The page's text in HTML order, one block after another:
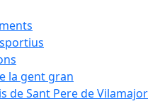
la gent gran
de Sant Pere de Vilamajor